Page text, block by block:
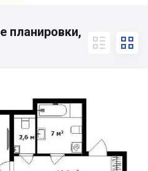
планировки,
 